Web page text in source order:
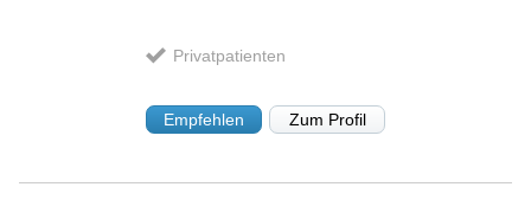
Privatpatienten
Empfehlen Zum Profil